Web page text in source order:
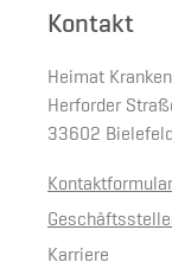
Kontakt
Heimat
Herforder
33602 Bielefeld
Kontaktformular
Karriere